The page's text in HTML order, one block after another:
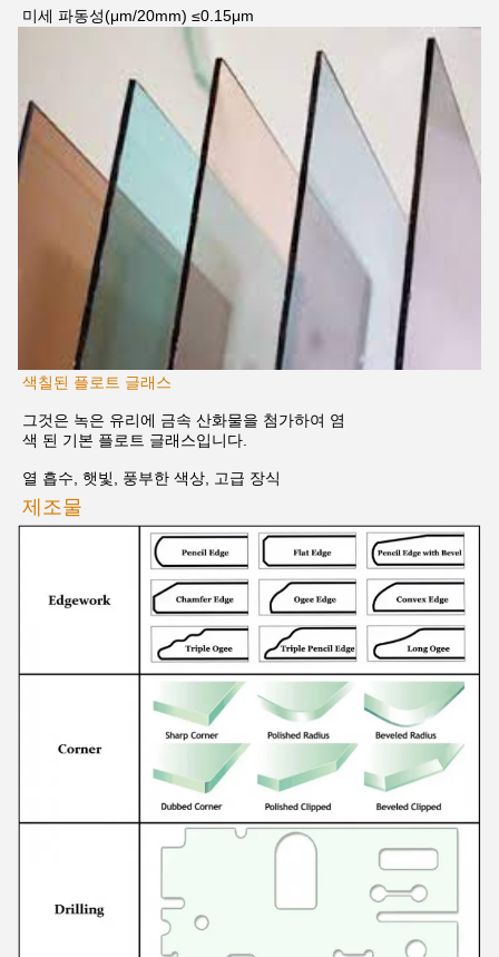
미세 파동성(μm/20mm) ≤0.15μm
색칠된 플로트 글래스
그것은 녹은 유리에 금속 산화물을 첨가하여 염
색 된 기본 플로트 글래스입니다.
열 흡수, 햇빛, 풍부한 색상, 고급 장식
제조물